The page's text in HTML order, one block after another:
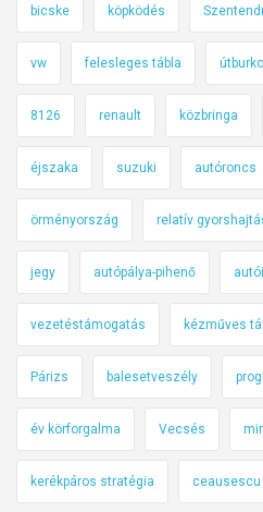
bicske köpködés
vw felesleges tábla
8126 renault közbringa
éjszaka suzuki autóroncs
örményország relatív
jegy autópálya-pihenő
vezetéstámogatás kézműves
Párizs balesetveszély
év körforgalma Vecsés
kerékpáros stratégia ceausescu